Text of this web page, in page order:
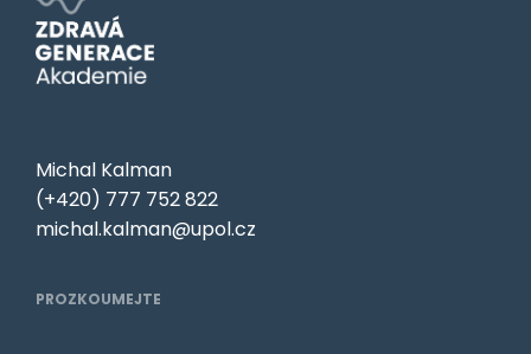
Michal Kalman
(+420) 777 752 822
michal.kalman@upol.cz
PROZKOUMEJTE